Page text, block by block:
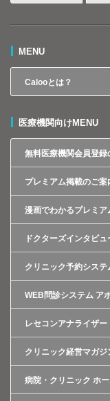
MENU
Calooとは？
医療機関向けMENU
無料医療機関会員登録
プレミアム掲載のご案
漫画でわかるプレミア
ドクターズインタビ
クリニック予約シス
WEB問診システム ア
レセコンアナライザー
クリニック経営マガジ
病院・クリニック ホ